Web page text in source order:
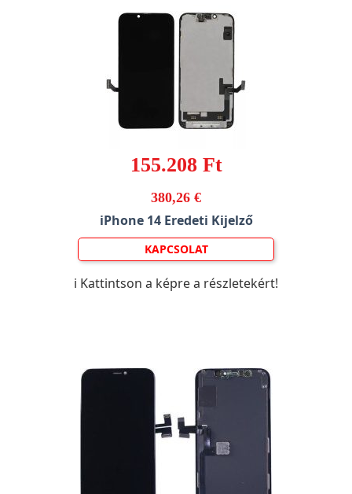
155.208 Ft
380,26 €
iPhone 14 Eredeti Kijelző
KAPCSOLAT
ℹ️ Kattintson a képre a részletekért!